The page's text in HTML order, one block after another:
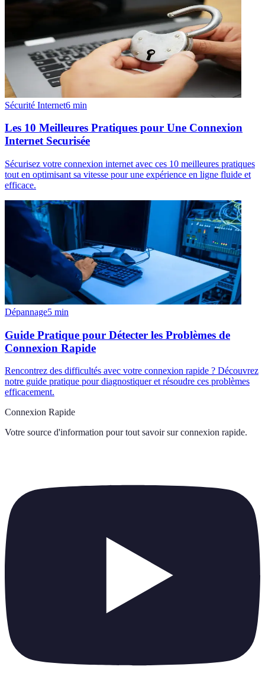
Sécurité Internet6 min
Les 10 Meilleures Pratiques pour Une Connexion
Internet Securisée
Sécurisez votre connexion internet avec ces 10 meilleures pratiques
tout en optimisant sa vitesse pour une expérience en ligne fluide et
efficace.
Dépannage5 min
Guide Pratique pour Détecter les Problèmes de
Connexion Rapide
Rencontrez des difficultés avec votre connexion rapide ? Découvrez
notre guide pratique pour diagnostiquer et résoudre ces problèmes
efficacement.
Connexion Rapide
Votre source d'information pour tout savoir sur connexion rapide.